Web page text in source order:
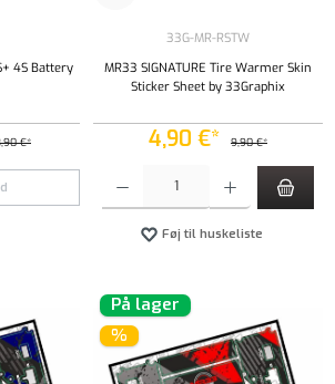
4S Battery
€*
33G-MR-RSTW
MR33 SIGNATURE Tire Warmer Skin
Sticker Sheet by 33Graphix
4,90 €* 9,90 €*
Føj til huskeliste
På lager
%